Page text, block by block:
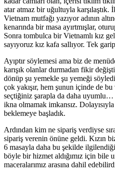
atar atmaz bir uğultuyla karşılaştık.
Vietnam mutfağı yazıyor adının
kenarında bir masa ayırtmışlar,
Sonra tombulca bir Vietnamlı kız
sayıyoruz kız kafa sallıyor. Tek
Ayıptır söylemesi ama biz de
karışık olanlar durmadan fikir
dönüp şu yemekle şu yemeği
çok yakışır, hem şunun içinde de
seçtiğiniz şarapla da daha uyumlu…
ikna olmamak imkansız.
beklemeye başladık.
Ardından kim ne sipariş verdiyse
sipariş verenin önüne geldi. Kızın
6 masayla daha bu şekilde
böyle bir hizmet aldığımız için bile
maceralarımız arasına dahil